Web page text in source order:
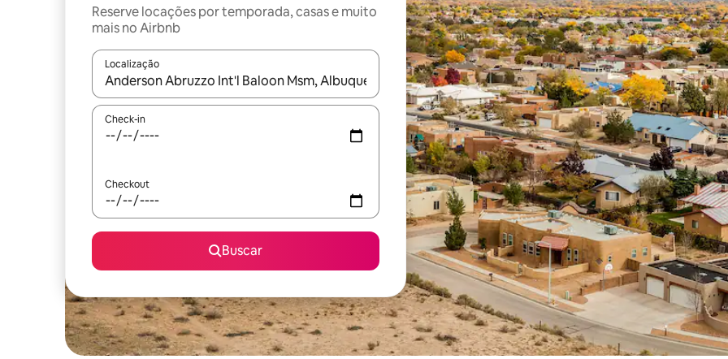
Reserve locações por temporada, casas e muito
mais no Airbnb
Localização
Quando os resultados estiverem disponíveis, explore-os usando as seta para cima e para baixo do teclado ou tocando
Check-in
Checkout
Buscar